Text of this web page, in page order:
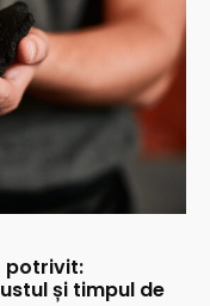
potrivit:
și timpul de